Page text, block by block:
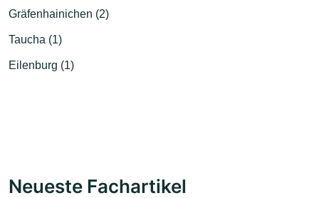
Gräfenhainichen (2)
Taucha (1)
Eilenburg (1)
Neueste Fachartikel